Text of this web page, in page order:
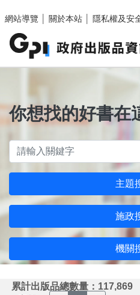
網站導覽
關於本站 隱私權及安
你想找的好書在
主題
施政
機關
累計出版品總數量：117,869